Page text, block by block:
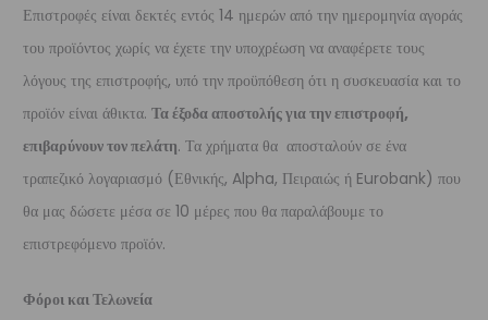
Επιστροφές είναι δεκτές εντός 14 ημερών από την ημερομηνία αγοράς
του προϊόντος χωρίς να έχετε την υποχρέωση να αναφέρετε τους
λόγους της επιστροφής, υπό την προϋπόθεση ότι η συσκευασία και το
προϊόν είναι άθικτα. Τα έξοδα αποστολής για την επιστροφή,
επιβαρύνουν τον πελάτη. Τα χρήματα θα αποσταλούν σε ένα
τραπεζικό λογαριασμό (Εθνικής, Alpha, Πειραιώς ή Eurobank) που
θα μας δώσετε μέσα σε 10 μέρες που θα παραλάβουμε το
επιστρεφόμενο προϊόν.
Φόροι και Τελωνεία